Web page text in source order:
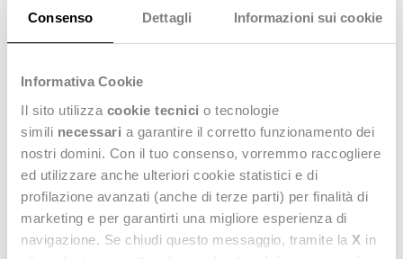
Consenso Dettagli Informazioni sui cookie
Informativa Cookie
Il sito utilizza cookie tecnici o tecnologie
simili necessari a garantire il corretto funzionamento dei
nostri domini. Con il tuo consenso, vorremmo raccogliere
ed utilizzare anche ulteriori cookie statistici e di
profilazione avanzati (anche di terze parti) per finalità di
marketing e per garantirti una migliore esperienza di
navigazione. Se chiudi questo messaggio, tramite la X in
Il closing formale dell’operazione è atteso nelle
divisione dedicata che sarà costituita all’interno di
Dedagroup Stealth.
Fashion Network
, tutti i dettagli
dell’operazione.